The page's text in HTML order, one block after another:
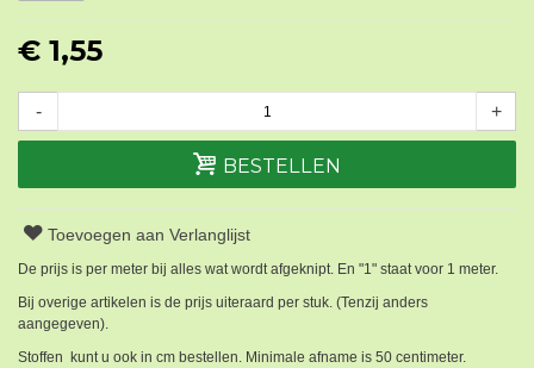
€ 1,55
- +
BESTELLEN
Toevoegen aan Verlanglijst
De prijs is per meter bij alles wat wordt afgeknipt. En "1" staat voor 1 meter.
Bij overige artikelen is de prijs uiteraard per stuk. (Tenzij anders
aangegeven).
Stoffen kunt u ook in cm bestellen. Minimale afname is 50 centimeter.